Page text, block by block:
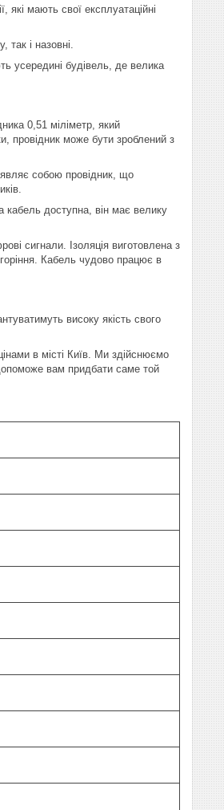
які мають свої експлуатаційні
і назовні.
усередині будівель, де велика
0,51 міліметр, який
провідник може бути зроблений з
собою провідник, що
доступна, він має велику
сигнали. Ізоляція виготовлена з
Кабель чудово працює в
високу якість свого
в місті Київ. Ми здійснюємо
вам придбати саме той